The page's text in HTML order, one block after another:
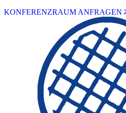
KONFERENZRAUM ANFRAGEN